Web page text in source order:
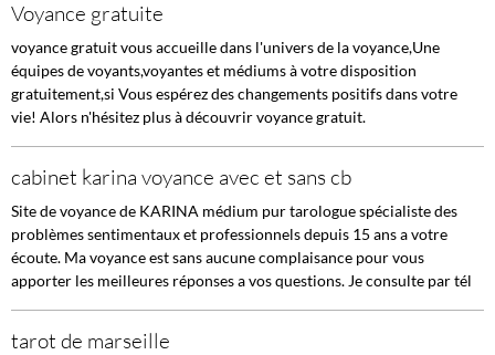
Voyance gratuite
voyance gratuit vous accueille dans l'univers de la voyance,Une
équipes de voyants,voyantes et médiums à votre disposition
gratuitement,si Vous espérez des changements positifs dans votre
vie! Alors n'hésitez plus à découvrir voyance gratuit.
cabinet karina voyance avec et sans cb
Site de voyance de KARINA médium pur tarologue spécialiste des
problèmes sentimentaux et professionnels depuis 15 ans a votre
écoute. Ma voyance est sans aucune complaisance pour vous
apporter les meilleures réponses a vos questions. Je consulte par tél
tarot de marseille